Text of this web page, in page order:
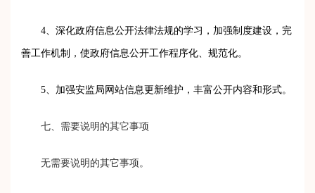
4 、深化政府信息公开法律法规的学习，加强制度建设，完
善工作机制，使政府信息公开工作程序化、规范化。
5 、加强安监局网站信息更新维护，丰富公开内容和形式。
七、需要说明的其它事项
无需要说明的其它事项。